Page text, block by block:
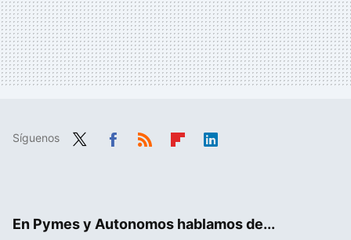
Síguenos
En Pymes y Autonomos hablamos de...